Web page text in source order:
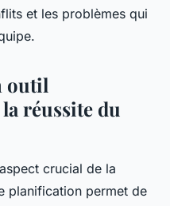
et les problèmes qui
outil
réussite du
crucial de la
planification permet de